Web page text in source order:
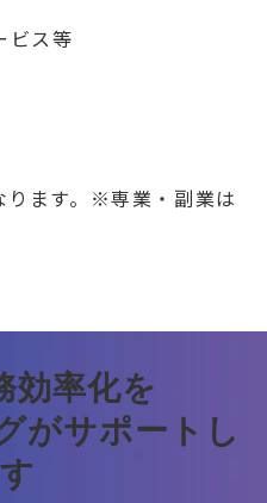
ビス等
ます。※専業・副業は
効率化を
がサポートし